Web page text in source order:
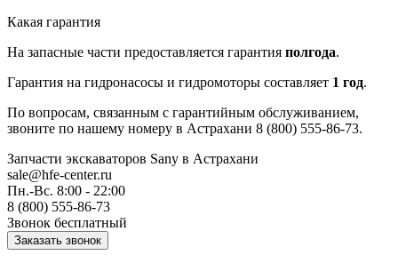
Какая гарантия
На запасные части предоставляется гарантия полгода.
Гарантия на гидронасосы и гидромоторы составляет 1 год.
По вопросам, связанным с гарантийным обслуживанием,
звоните по нашему номеру в Астрахани 8 (800) 555-86-73.
Запчасти экскаваторов Sany в Астрахани
sale@hfe-center.ru
Пн.-Вс. 8:00 - 22:00
8 (800) 555-86-73
Звонок бесплатный